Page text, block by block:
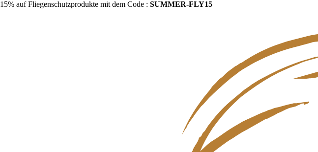
15% auf Fliegenschutzprodukte mit dem Code : SUMMER-FLY15